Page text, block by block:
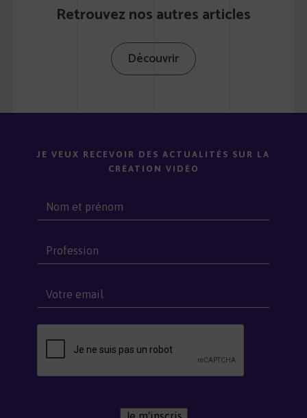
Retrouvez nos autres articles
Découvrir
JE VEUX RECEVOIR DES ACTUALITÉS SUR LA
CRÉATION VIDÉO